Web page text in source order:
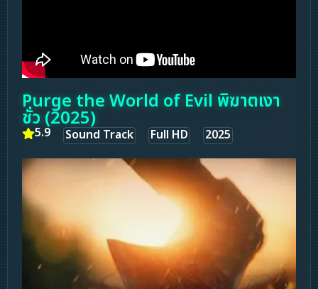
Purge the World of Evil พิฆาตเงา
ชั่ว (2025)
5.9 Sound Track Full HD 2025